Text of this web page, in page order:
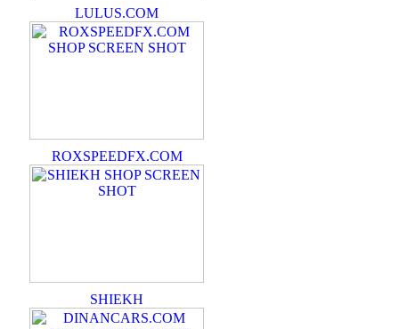
LULUS.COM
ROXSPEEDFX.COM
SHIEKH